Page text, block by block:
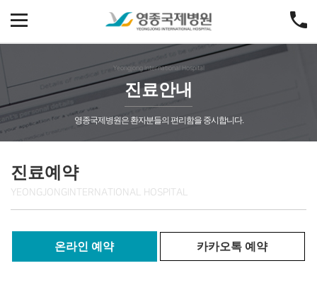
Yeongjong International Hospital
진료안내
영종국제병원은 환자분들의 편리함을 중시합니다.
진료예약
YEONGJONG INTERNATIONAL HOSPITAL
온라인 예약 카카오톡 예약